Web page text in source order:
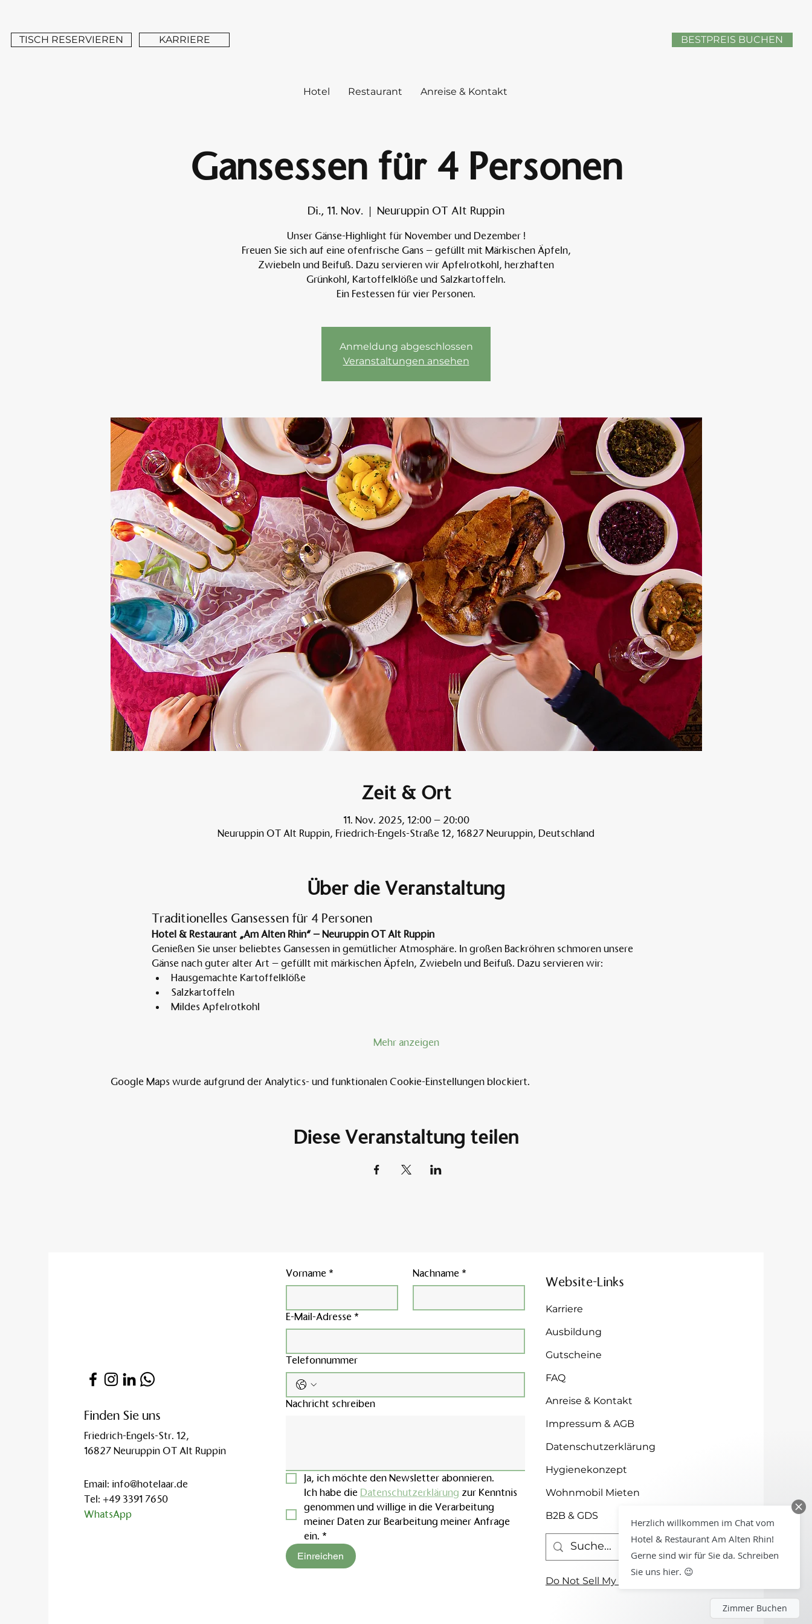
TISCH RESERVIEREN KARRIERE
Am Alten
BESTPREIS BUCHEN
Hotel Restaurant Anreise & Kontakt
Gansessen für 4 Personen
Di., 11. Nov.
  |
Neuruppin OT Alt Ruppin
Unser Gänse-Highlight für November und Dezember !
Freuen Sie sich auf eine ofenfrische Gans – gefüllt mit Märkischen Äpfeln,
Zwiebeln und Beifuß. Dazu servieren wir Apfelrotkohl, herzhaften
Grünkohl, Kartoffelklöße und Salzkartoffeln.
Ein Festessen für vier Personen.
Anmeldung abgeschlossen
Veranstaltungen ansehen
Zeit & Ort
11. Nov. 2025, 12:00 – 20:00
Neuruppin OT Alt Ruppin, Friedrich-Engels-Straße 12, 16827 Neuruppin, Deutschland
Über die Veranstaltung
Traditionelles Gansessen für 4 Personen
Hotel & Restaurant „Am Alten Rhin“ – Neuruppin OT Alt Ruppin
Genießen Sie unser beliebtes Gansessen in gemütlicher Atmosphäre. In großen Backröhren schmoren unsere
Gänse nach guter alter Art – gefüllt mit märkischen Äpfeln, Zwiebeln und Beifuß. Dazu servieren wir:
Hausgemachte Kartoffelklöße
Salzkartoffeln
Mildes Apfelrotkohl
Mehr anzeigen
Google Maps wurde aufgrund der Analytics- und funktionalen Cookie-Einstellungen blockiert.
Diese Veranstaltung teilen
Finden Sie uns
Friedrich-Engels-Str. 12,
16827 Neuruppin OT Alt Ruppin
Email: info@hotelaar.de
Tel: +49 3391 7650
WhatsApp
Vorname * Nachname *
E-Mail-Adresse *
Telefonnummer
Nachricht schreiben
Ja, ich möchte den Newsletter abonnieren.
Ich habe die Datenschutzerklärung zur Kenntnis
genommen und willige in die Verarbeitung
meiner Daten zur Bearbeitung meiner Anfrage
ein. *
Einreichen
Website-Links
Karriere
Ausbildung
Gutscheine
FAQ
Anreise & Kontakt
Impressum & AGB
Datenschutzerklärung
Hygienekonzept
Wohnmobil Mieten
B2B & GDS
Do Not Sell My Personal Information
Herzlich willkommen im Chat vom
Hotel & Restaurant Am Alten Rhin!
Gerne sind wir für Sie da. Schreiben
Sie uns hier. 😉
Zimmer Buchen